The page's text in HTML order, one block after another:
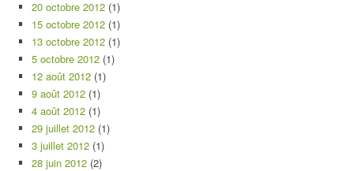
20 octobre 2012 (1)
15 octobre 2012 (1)
13 octobre 2012 (1)
5 octobre 2012 (1)
12 août 2012 (1)
9 août 2012 (1)
4 août 2012 (1)
29 juillet 2012 (1)
3 juillet 2012 (1)
28 juin 2012 (2)